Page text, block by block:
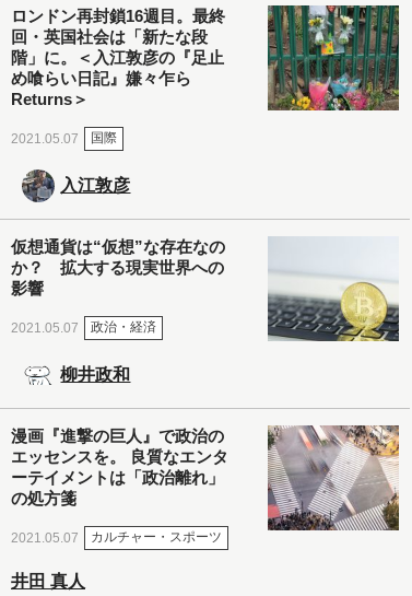
ロンドン再封鎖16週目。最終
回・英国社会は「新たな段
階」に。＜入江敦彦の『足止
め喰らい日記』嫌々乍ら
Returns＞
2021.05.07 国際
入江敦彦
仮想通貨は“仮想”な存在なの
か？ 拡大する現実世界への
影響
2021.05.07 政治・経済
柳井政和
漫画『進撃の巨人』で政治の
エッセンスを。 良質なエンタ
ーテイメントは「政治離れ」
の処方箋
2021.05.07 カルチャー・スポーツ
井田 真人